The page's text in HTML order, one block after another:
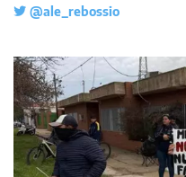
@ale_rebossio